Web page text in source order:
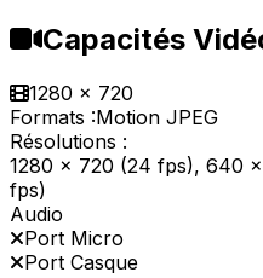
Capacités
1280 x 720
Formats :Motion JPEG
Résolutions :
1280 x 720 (24 fps), 640
fps)
Audio
Port Micro
Port Casque